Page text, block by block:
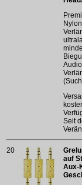
Seit
20
auf
Aux-